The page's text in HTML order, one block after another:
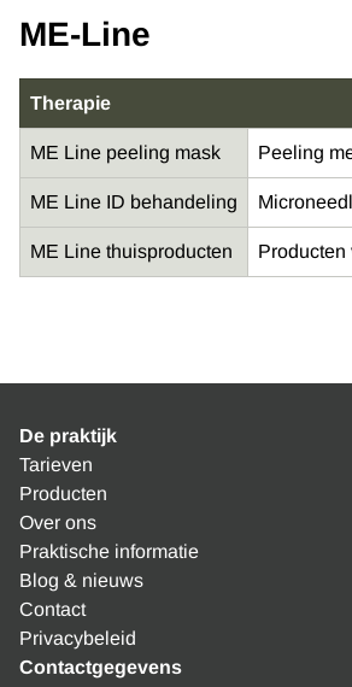
ME-Line
Therapie
ME Line peeling mask Peeling
ME Line ID behandeling
ME Line thuisproducten
De praktijk
Tarieven
Producten
Over ons
Praktische informatie
Blog & nieuws
Contact
Privacybeleid
Contactgegevens